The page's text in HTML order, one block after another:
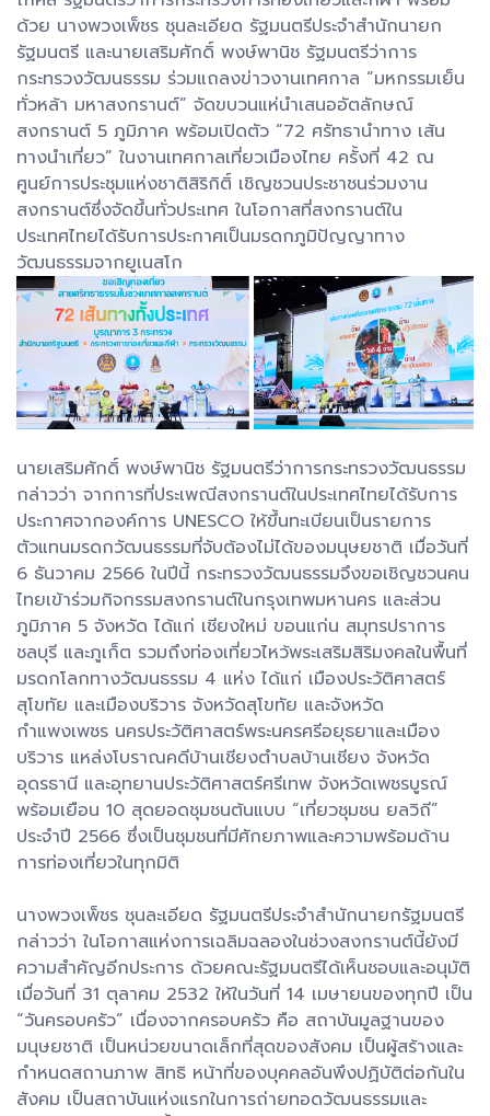
ด้วย นางพวงเพ็ชร ชุนละเอียด รัฐมนตรีประจำสำนักนายก
รัฐมนตรี และนายเสริมศักดิ์ พงษ์พานิช รัฐมนตรีว่าการ
กระทรวงวัฒนธรรม ร่วมแถลงข่าวงานเทศกาล “มหกรรมเย็น
ทั่วหล้า มหาสงกรานต์” จัดขบวนแห่นำเสนออัตลักษณ์
สงกรานต์ 5 ภูมิภาค พร้อมเปิดตัว “72 ศรัทธานำทาง เส้น
ทางนำเที่ยว” ในงานเทศกาลเที่ยวเมืองไทย ครั้งที่ 42 ณ
ศูนย์การประชุมแห่งชาติสิริกิติ์ เชิญชวนประชาชนร่วมงาน
สงกรานต์ซึ่งจัดขึ้นทั่วประเทศ ในโอกาสที่สงกรานต์ใน
ประเทศไทยได้รับการประกาศเป็นมรดกภูมิปัญญาทาง
วัฒนธรรมจากยูเนสโก
นายเสริมศักดิ์ พงษ์พานิช รัฐมนตรีว่าการกระทรวงวัฒนธรรม
กล่าวว่า จากการที่ประเพณีสงกรานต์ในประเทศไทยได้รับการ
ประกาศจากองค์การ UNESCO ให้ขึ้นทะเบียนเป็นรายการ
ตัวแทนมรดกวัฒนธรรมที่จับต้องไม่ได้ของมนุษยชาติ เมื่อวันที่
6 ธันวาคม 2566 ในปีนี้ กระทรวงวัฒนธรรมจึงขอเชิญชวนคน
ไทยเข้าร่วมกิจกรรมสงกรานต์ในกรุงเทพมหานคร และส่วน
ภูมิภาค 5 จังหวัด ได้แก่ เชียงใหม่ ขอนแก่น สมุทรปราการ
ชลบุรี และภูเก็ต รวมถึงท่องเที่ยวไหว้พระเสริมสิริมงคลในพื้นที่
มรดกโลกทางวัฒนธรรม 4 แห่ง ได้แก่ เมืองประวัติศาสตร์
สุโขทัย และเมืองบริวาร จังหวัดสุโขทัย และจังหวัด
กำแพงเพชร นครประวัติศาสตร์พระนครศรีอยุธยาและเมือง
บริวาร แหล่งโบราณคดีบ้านเชียงตำบลบ้านเชียง จังหวัด
อุดรธานี และอุทยานประวัติศาสตร์ศรีเทพ จังหวัดเพชรบูรณ์
พร้อมเยือน 10 สุดยอดชุมชนต้นแบบ “เที่ยวชุมชน ยลวิถี”
ประจำปี 2566 ซึ่งเป็นชุมชนที่มีศักยภาพและความพร้อมด้าน
การท่องเที่ยวในทุกมิติ
นางพวงเพ็ชร ชุนละเอียด รัฐมนตรีประจำสำนักนายกรัฐมนตรี
กล่าวว่า ในโอกาสแห่งการเฉลิมฉลองในช่วงสงกรานต์นี้ยังมี
ความสำคัญอีกประการ ด้วยคณะรัฐมนตรีได้เห็นชอบและอนุมัติ
เมื่อวันที่ 31 ตุลาคม 2532 ให้ในวันที่ 14 เมษายนของทุกปี เป็น
“วันครอบครัว” เนื่องจากครอบครัว คือ สถาบันมูลฐานของ
มนุษยชาติ เป็นหน่วยขนาดเล็กที่สุดของสังคม เป็นผู้สร้างและ
กำหนดสถานภาพ สิทธิ หน้าที่ของบุคคลอันพึงปฏิบัติต่อกันใน
สังคม เป็นสถาบันแห่งแรกในการถ่ายทอดวัฒนธรรมและ